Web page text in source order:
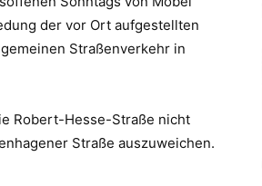
der vor Ort aufgestellten
Straßenverkehr in
Robert-Hesse-Straße nicht
Straße auszuweichen.